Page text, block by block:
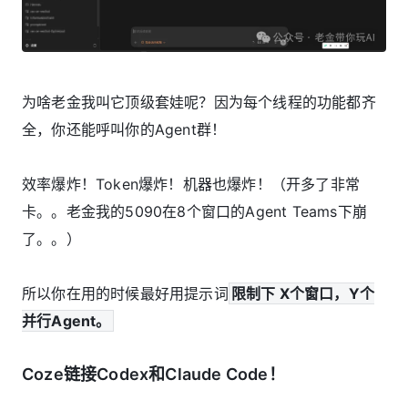
为啥老金我叫它顶级套娃呢？因为每个线程的功能都齐
全，你还能呼叫你的Agent群！
效率爆炸！Token爆炸！机器也爆炸！（开多了非常
卡。。老金我的5090在8个窗口的Agent Teams下崩
了。。）
所以你在用的时候最好用提示词 限制下 X个窗口，Y个
并行Agent。
Coze链接Codex和Claude Code！